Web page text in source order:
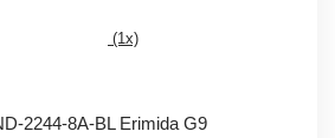
(1x)
2244-8A-BL Erimida G9